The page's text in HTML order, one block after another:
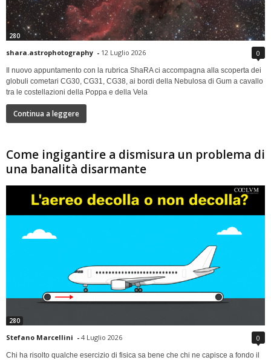
280
shara.astrophotography - 12 Luglio 2026 0
Il nuovo appuntamento con la rubrica ShaRA ci accompagna alla scoperta dei
globuli cometari CG30, CG31, CG38, ai bordi della Nebulosa di Gum a cavallo
tra le costellazioni della Poppa e della Vela
Continua a leggere
Come ingigantire a dismisura un problema di
una banalità disarmante
280
Stefano Marcellini - 4 Luglio 2026 0
Chi ha risolto qualche esercizio di fisica sa bene che chi ne capisce a fondo il